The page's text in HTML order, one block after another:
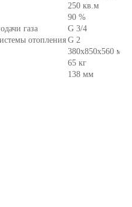
250 кв.м
90 %
газа
G 3/4
отопленияG 2
380х850х560 мм
65 кг
138 мм